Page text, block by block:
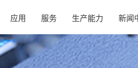
应用 服务 生产能力 新闻